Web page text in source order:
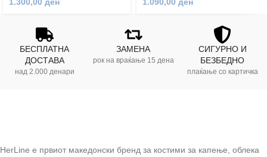
БЕСПЛАТНА
ДОСТАВА
над 2.000 денари
ЗАМЕНА
рок на враќање 15 дена
СИГУРНО И
БЕЗБЕДНО
плаќање со картичка
HerLine е првиот македонски бренд за костими за капење, облека